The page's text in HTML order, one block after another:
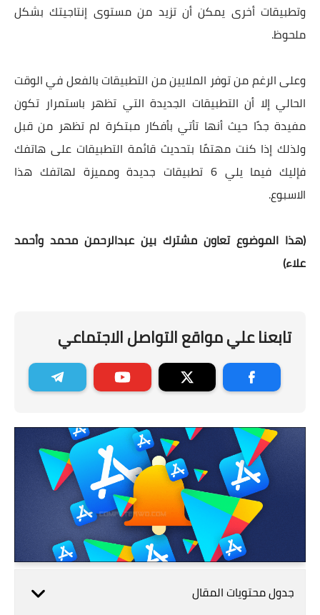
وتطبيقات أخرى يمكن أن تزيد من مستوى إنتاجيتك بشكل
ملحوظ.
وعلى الرغم من توفر الملايين من التطبيقات بالفعل في الوقت
الحالي إلا أن التطبيقات الجديدة التي تظهر باستمرار تكون
مفيدة جدًا حيث أنها تأتي بأفكار مبتكرة لم تظهر من قبل
ولذلك إذا كنت مهتمًا بتحديث قائمة التطبيقات على هاتفك
فإليك فيما يلي 6 تطبيقات جديدة ومميزة لهاتفك هذا
الاسبوع.
(هذا الموضوع تعاون مشترك بين عبدالرحمن محمد وأحمد
علاء)
تابعنا علي مواقع التواصل الاجتماعي
جدول محتويات المقال